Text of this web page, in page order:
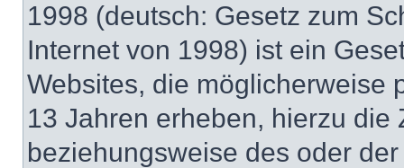
1998 (deutsch: Gesetz zum
Internet von 1998) ist ein
Websites, die möglicherweise
13 Jahren erheben, hierzu die
beziehungsweise des oder